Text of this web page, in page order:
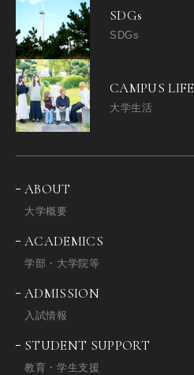
SDGs
SDGs
CAMPUS LIFE
大学生活
ABOUT
大学概要
ACADEMICS
学部・大学院等
ADMISSION
入試情報
STUDENT SUPPORT
教育・学生支援